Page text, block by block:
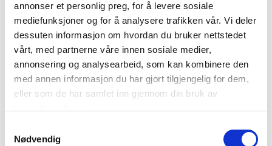
annonser et personlig preg, for å levere sosiale
mediefunksjoner og for å analysere trafikken vår. Vi deler
dessuten informasjon om hvordan du bruker nettstedet
vårt, med partnerne våre innen sosiale medier,
annonsering og analysearbeid, som kan kombinere den
med annen informasjon du har gjort tilgjengelig for dem,
eller som de har samlet inn gjennom din bruk av
Nødvendig
The Urban Beverages team was established in 2016
and is represented in Norway, Sweden & Finland.
Working within the Solera Group of companies.
Currently our focus is on wine, but over time we will
work with all kinds of beverages. We work 100% on
our own brands, developing beverages that fit the
Scandinavian markets.
The team loves wine and feel that wine should be